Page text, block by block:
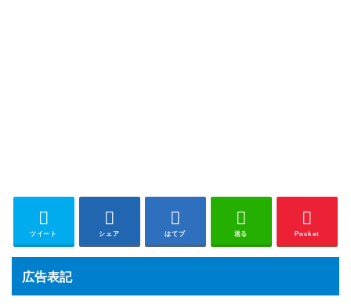
ツイート シェア はてブ 送る Pocket
広告表記